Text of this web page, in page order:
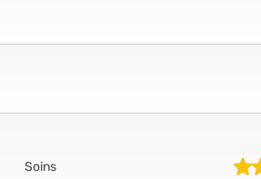
Soins